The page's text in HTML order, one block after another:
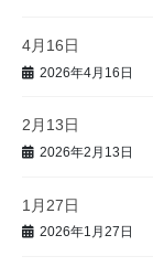
4月16日
2026年4月16日
2月13日
2026年2月13日
1月27日
2026年1月27日